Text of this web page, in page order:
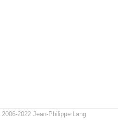
2022 Jean-Philippe Lang